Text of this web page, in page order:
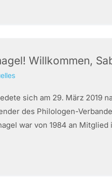
Willkommen,
sich am 29. März 2019
des Philologen-
war von 1984 an Mitglied